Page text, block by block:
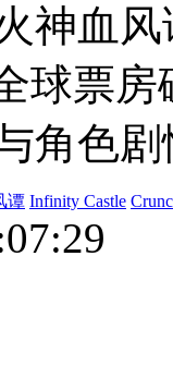
神血
球票
角色
谭 Infinity Castle